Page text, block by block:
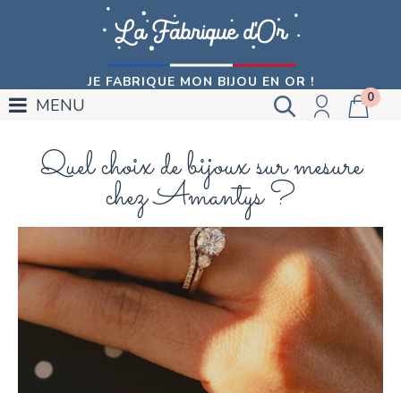
JE FABRIQUE MON BIJOU EN OR !
0
MENU
Quel choix de bijoux sur mesure
chez Amantys ?